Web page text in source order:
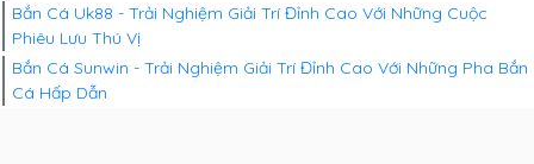
Bắn Cá Uk88 - Trải Nghiệm Giải Trí Đỉnh Cao Với Những Cuộc
Phiêu Lưu Thú Vị
Bắn Cá Sunwin - Trải Nghiệm Giải Trí Đỉnh Cao Với Những Pha Bắn
Cá Hấp Dẫn